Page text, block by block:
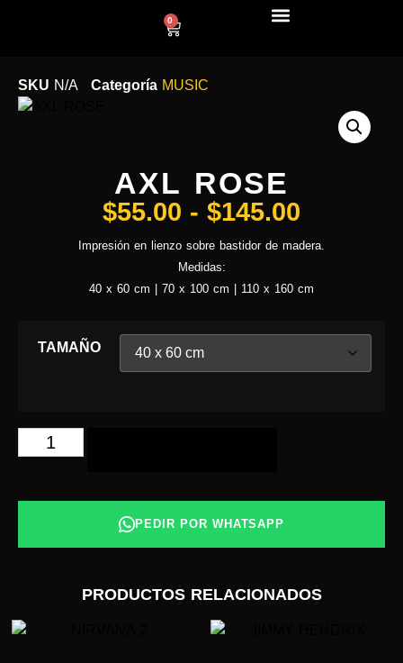
0
SKU N/A Categoría MUSIC
AXL ROSE
$55.00 - $145.00
Impresión en lienzo sobre bastidor de madera.
Medidas:
40 x 60 cm | 70 x 100 cm | 110 x 160 cm
TAMAÑO
PEDIR POR WHATSAPP
PRODUCTOS RELACIONADOS